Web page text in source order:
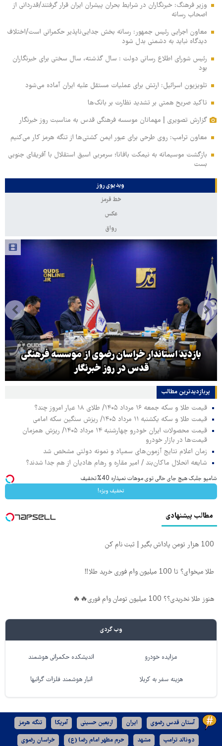
وزیر فرهنگ: خبرنگاران در شرایط بحران پیشران ایران قرار گرفتند/قدردانی از
اصحاب رسانه
معاون اجرایی رئیس جمهور: رسانه بخش جدایی‌ناپذیر حکمرانی است/اختلاف
دیدگاه نباید به دشمنی بدل شود
رئیس شورای اطلاع رسانی دولت : سال گذشته، سال سختی برای خبرنگاران
بود
تلویزیون اسرائیل: ارتش برای عملیات مستقل علیه ایران آماده می‌شود
تاکید صریح همتی بر تشدید نظارت بر بانک‌ها
گزارش تصویری | مهمانان موسسه فرهنگی قدس به مناسبت روز خبرنگار
معاون ترامپ: روی طرحی برای عبور ایمن کشتی‌ها از تنگه هرمز کار می‌کنیم
بازگشت موسیمانه به نیمکت بافانا؛ سرمربی اسبق استقلال با آفریقای جنوبی
بست
ویدیوی روز
خط قرمز
عکس
رواق
بازدید استاندار خراسان رضوی از موسسه فرهنگی
قدس در روز خبرنگار
پربازدیدترین‌ مطالب
قیمت طلا و سکه جمعه ۱۶ مرداد ۱۴۰۵/ طلای ۱۸ عیار امروز چند؟
قیمت طلا و سکه یکشنبه ۱۱ مرداد ۱۴۰۵/ ریزش سنگین سکه امامی
قیمت محصولات ایران خودرو چهارشنبه ۱۴ مرداد ۱۴۰۵/ ریزش همزمان
قیمت‌ها در بازار خودرو
زمان اعلام نتایج آزمون‌های سمپاد و نمونه دولتی مشخص شد
شایعه انحلال ماکان‌بند / امیر مقاره و رهام هادیان از هم جدا شدند؟
شامپو جلبک هیچ جای خالی توی موهات نمیذاره 40%تخفیف
تخفیف ویژه!
مطالب پیشنهادی
100 هزار تومن پاداش بگیر | ثبت نام کن
طلا میخوای؟ تا 100 میلیون وام فوری خرید طلا‼️
هنوز طلا نخریدی؟؟ 100 میلیون تومان وام فوری🔥🔥
وب گردی
مزایده خودرو اندیشکده حکمرانی هوشمند
هزینه سفر به کربلا انبار هوشمند فلزات گرانبها
آستان قدس رضوی ایران اربعین حسینی آمریکا تنگه هرمز
دونالد ترامپ مشهد حرم مطهر امام رضا (ع) خراسان رضوی